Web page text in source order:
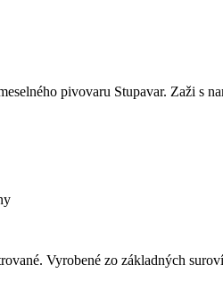
pivovaru Stupavar. Zaži s
Vyrobené zo základných